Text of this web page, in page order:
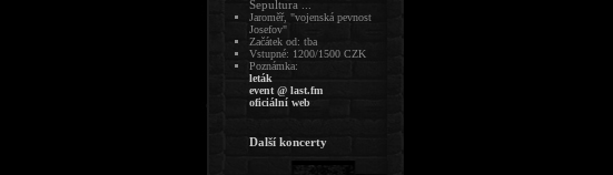
Sepultura ...
Jaroměř, "vojenská pevnost
Josefov"
Začátek od: tba
Vstupné: 1200/1500 CZK
Poznámka:
leták
event @ last.fm
oficiální web
Další koncerty